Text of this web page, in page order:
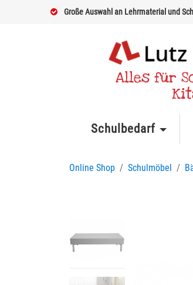
Große Auswahl an Lehrmaterial und
Alles für
Schulbedarf
Online Shop Schulmöbel